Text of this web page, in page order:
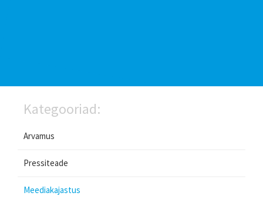
Kategooriad:
Arvamus
Pressiteade
Meediakajastus